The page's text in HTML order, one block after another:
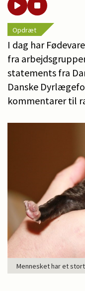
Opdræt
I dag har
fra
statements fra
Danske
kommentarer til
Mennesket har et